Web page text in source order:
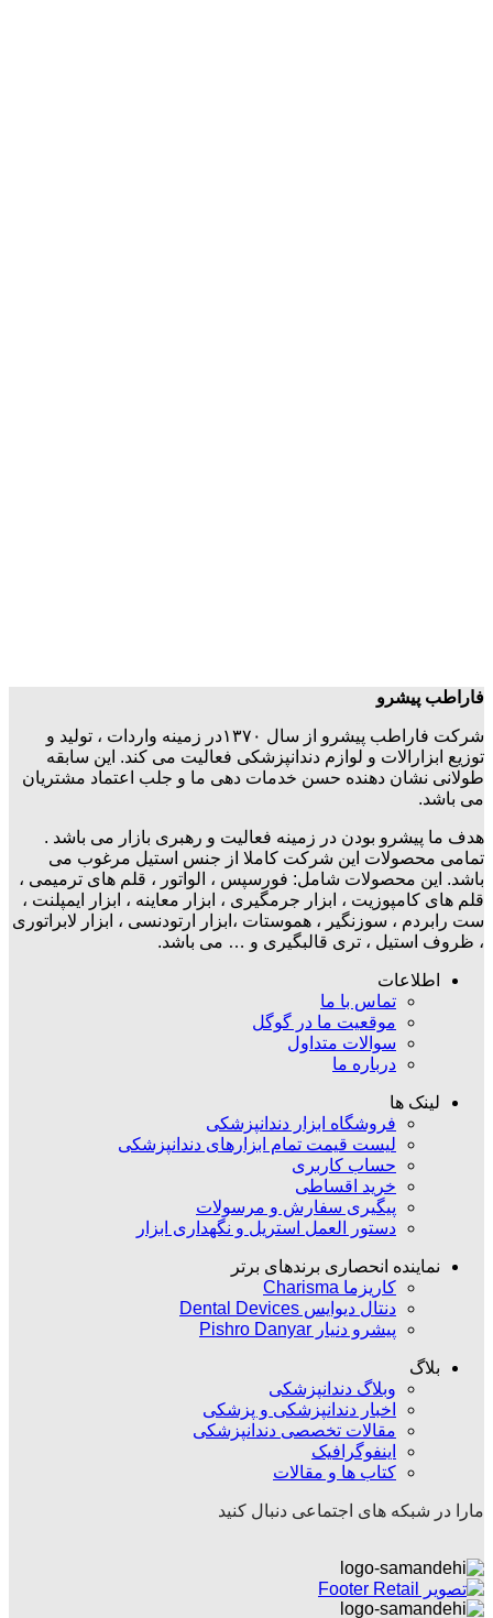
فاراطب پیشرو
شرکت فاراطب پیشرو از سال ۱۳۷۰در زمینه واردات ، تولید و
توزیع ابزارالات و لوازم دندانپزشکی فعالیت می کند. این سابقه
طولانی نشان دهنده حسن خدمات دهی ما و جلب اعتماد مشتریان
می باشد.
هدف ما پیشرو بودن در زمینه فعالیت و رهبری بازار می باشد .
تمامی محصولات این شرکت کاملا از جنس استیل مرغوب می
باشد. این محصولات شامل: فورسپس ، الواتور ، قلم های ترمیمی ،
قلم های کامپوزیت ، ابزار جرمگیری ، ابزار معاینه ، ابزار ایمپلنت ،
ست رابردم ، سوزنگیر ، هموستات ،ابزار ارتودنسی ، ابزار لابراتوری
، ظروف استیل ، تری قالبگیری و … می باشد.
اطلاعات
تماس با ما
موقعیت ما در گوگل
سوالات متداول
درباره ما
لینک ها
فروشگاه ابزار دندانپزشکی
لیست قیمت تمام ابزارهای دندانپزشکی
حساب کاربری
خرید اقساطی
پیگیری سفارش و مرسولات
دستور العمل استریل و نگهداری ابزار
نماینده انحصاری برندهای برتر
کاریزما Charisma
دنتال دیوایس Dental Devices
پیشرو دنیار Pishro Danyar
بلاگ
وبلاگ دندانپزشکی
اخبار دندانپزشکی و پزشکی
مقالات تخصصی دندانپزشکی
اینفوگرافیک
کتاب ها و مقالات
مارا در شبکه های اجتماعی دنبال کنید